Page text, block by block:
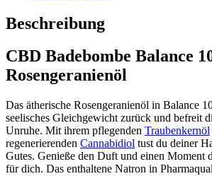
Beschreibung
CBD Badebombe Balance
Rosengeranienöl
Das ätherische Rosengeranienöl in Balance
seelisches Gleichgewicht zurück und befreit
Unruhe. Mit ihrem pflegenden Traubenkernöl
regenerierenden Cannabidiol tust du deiner
Gutes. Genieße den Duft und einen Moment
für dich. Das enthaltene Natron in